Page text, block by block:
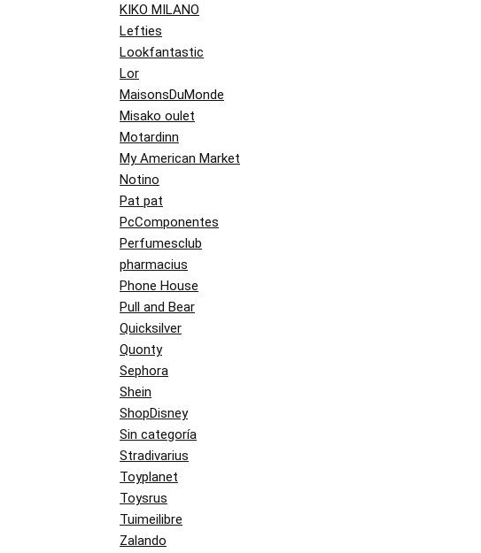
KIKO MILANO
Lefties
Lookfantastic
Lor
MaisonsDuMonde
Misako oulet
Motardinn
My American Market
Notino
Pat pat
PcComponentes
Perfumesclub
pharmacius
Phone House
Pull and Bear
Quicksilver
Quonty
Sephora
Shein
ShopDisney
Sin categoría
Stradivarius
Toyplanet
Toysrus
Tuimeilibre
Zalando